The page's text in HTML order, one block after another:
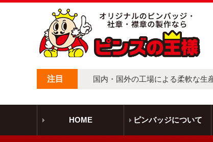
注目 国内・国外の工場による柔軟な生
HOME ピンバッジについて